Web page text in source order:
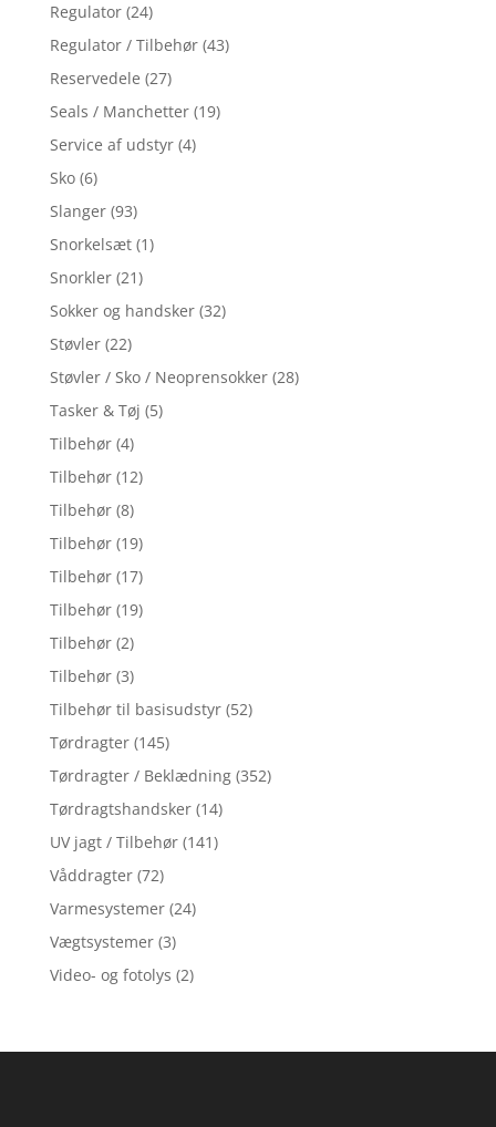
Regulator (24)
Regulator / Tilbehør (43)
Reservedele (27)
Seals / Manchetter (19)
Service af udstyr (4)
Sko (6)
Slanger (93)
Snorkelsæt (1)
Snorkler (21)
Sokker og handsker (32)
Støvler (22)
Støvler / Sko / Neoprensokker (28)
Tasker & Tøj (5)
Tilbehør (4)
Tilbehør (12)
Tilbehør (8)
Tilbehør (19)
Tilbehør (17)
Tilbehør (19)
Tilbehør (2)
Tilbehør (3)
Tilbehør til basisudstyr (52)
Tørdragter (145)
Tørdragter / Beklædning (352)
Tørdragtshandsker (14)
UV jagt / Tilbehør (141)
Våddragter (72)
Varmesystemer (24)
Vægtsystemer (3)
Video- og fotolys (2)